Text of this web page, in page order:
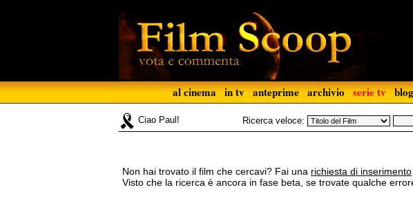
al cinema in tv anteprime archivio serie tv blog
Ciao Paul! Ricerca veloce:
Non hai trovato il film che cercavi? Fai una richiesta di inserimento
Visto che la ricerca è ancora in fase beta, se trovate qualche